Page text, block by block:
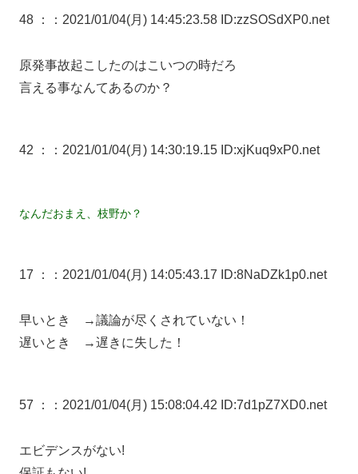
48 ： ：2021/01/04(月) 14:45:23.58 ID:zzSOSdXP0.net
原発事故起こしたのはこいつの時だろ
言える事なんてあるのか？
42 ： ：2021/01/04(月) 14:30:19.15 ID:xjKuq9xP0.net
なんだおまえ、枝野か？
17 ： ：2021/01/04(月) 14:05:43.17 ID:8NaDZk1p0.net
早いとき →議論が尽くされていない！
遅いとき →遅きに失した！
57 ： ：2021/01/04(月) 15:08:04.42 ID:7d1pZ7XD0.net
エビデンスがない!